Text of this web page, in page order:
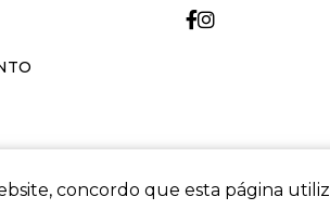
concordo que esta página
critec